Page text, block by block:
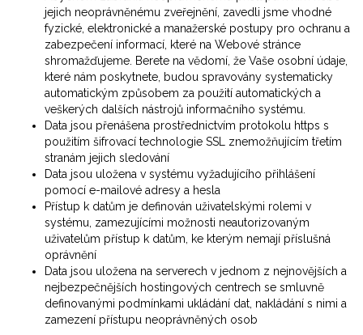
jejich neoprávněnému zveřejnění, zavedli jsme vhodné
fyzické, elektronické a manažerské postupy pro ochranu a
zabezpečení informací, které na Webové stránce
shromažďujeme. Berete na vědomí, že Vaše osobní údaje,
které nám poskytnete, budou spravovány systematicky
automatickým způsobem za použití automatických a
veškerých dalších nástrojů informačního systému.
Data jsou přenášena prostřednictvím protokolu https s
použitím šifrovací technologie SSL znemožňujícím třetím
stranám jejich sledování
Data jsou uložena v systému vyžadujícího přihlášení
pomocí e-mailové adresy a hesla
Přístup k datům je definován uživatelskými rolemi v
systému, zamezujícími možnosti neautorizovaným
uživatelům přístup k datům, ke kterým nemají příslušná
oprávnění
Data jsou uložena na serverech v jednom z nejnovějších a
nejbezpečnějších hostingových centrech se smluvně
definovanými podmínkami ukládání dat, nakládání s nimi a
zamezení přístupu neoprávněných osob